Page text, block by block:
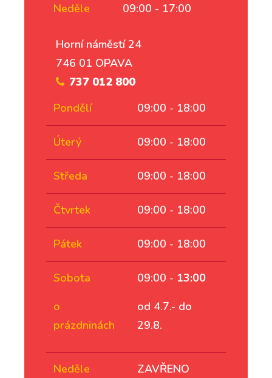
Neděle 09:00 - 17:00
Horní náměstí 24
746 01 OPAVA
737 012 800
Pondělí
09:00 - 18:00
Úterý 09:00 - 18:00
Středa 09:00 - 18:00
Čtvrtek 09:00 - 18:00
Pátek 09:00 - 18:00
Sobota
o
prázdninách
09:00 - 13:00
od 4.7.- do
29.8.
Neděle ZAVŘENO